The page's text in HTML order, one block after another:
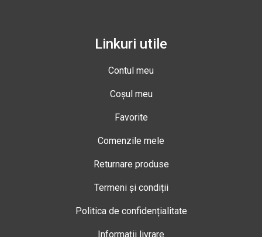
Linkuri utile
Contul meu
Coșul meu
Favorite
Comenzile mele
Returnare produse
Termeni și condiții
Politica de confidențialitate
Informații livrare